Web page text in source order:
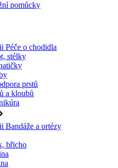
pomůcky
Péče o chodidla
stélky
prstů
a kloubů
Bandáže a ortézy
břicho